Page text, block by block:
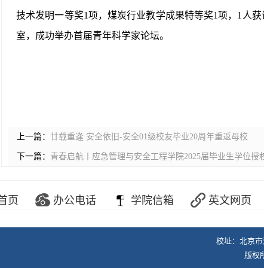
技术发明一等奖1项，煤炭行业教学成果特等奖1项，1人
室，成功举办首届青年科学家论坛。
上一篇： 廿载重逢 安全依旧-安全01级校友毕业20周年重返母校
下一篇： 青春启航丨应急管理与安全工程学院2025届毕业生学位授
页 办公电话 学院信箱 英文网页
校址：北京
版权